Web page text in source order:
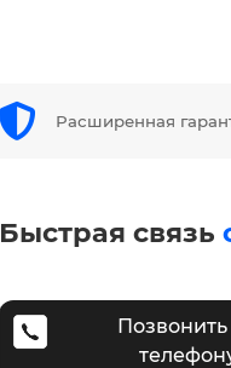
Расширенная
Быстрая связь